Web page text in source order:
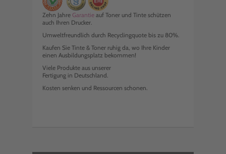
Zehn Jahre Garantie auf Toner und Tinte schützen
auch Ihren Drucker.
Umweltfreundlich durch Recyclingquote bis zu 80%.
Kaufen Sie Tinte & Toner ruhig da, wo Ihre Kinder
einen Ausbildungsplatz bekommen!
Viele Produkte aus unserer
Fertigung in Deutschland.
Kosten senken und Ressourcen schonen.